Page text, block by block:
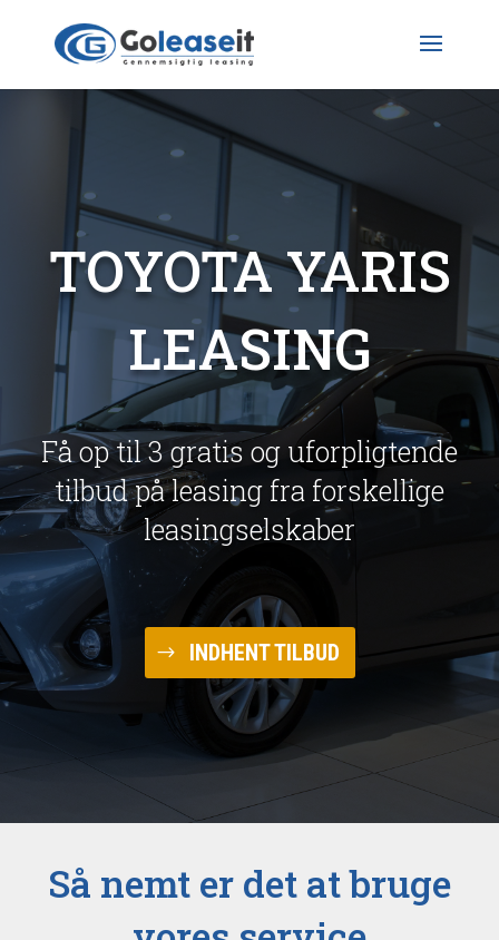
TOYOTA YARIS
LEASING
Få op til 3 gratis og uforpligtende
tilbud på leasing fra forskellige
leasingselskaber
INDHENT TILBUD
Så nemt er det at bruge